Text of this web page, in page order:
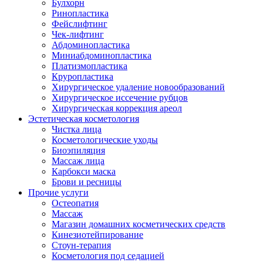
Булхорн
Ринопластика
Фейслифтинг
Чек-лифтинг
Абдоминопластика
Миниабдоминопластика
Платизмопластика
Круропластика
Хирургическое удаление новообразований
Хирургическое иссечение рубцов
Хирургическая коррекция ареол
Эстетическая косметология
Чистка лица
Косметологические уходы
Биоэпиляция
Массаж лица
Карбокси маска
Брови и ресницы
Прочие услуги
Остеопатия
Массаж
Магазин домашних косметических средств
Кинезиотейпирование
Стоун-терапия
Косметология под седацией